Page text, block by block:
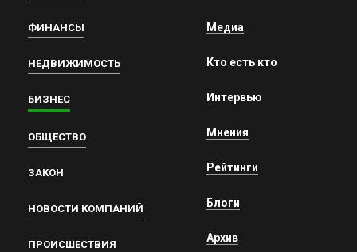
ФИНАНСЫ
НЕДВИЖИМОСТЬ
БИЗНЕС
ОБЩЕСТВО
ЗАКОН
НОВОСТИ КОМПАНИЙ
ПРОИСШЕСТВИЯ
Медиа
Кто есть кто
Интервью
Мнения
Рейтинги
Блоги
Архив